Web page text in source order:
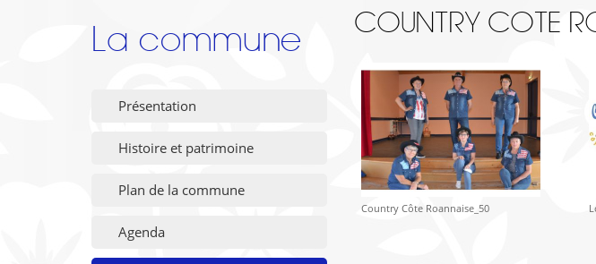
La commune
Présentation
Histoire et patrimoine
Plan de la commune
Agenda
COUNTRY COTE
Country Côte Roannaise_50